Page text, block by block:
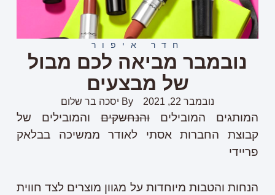
חדר איפור
נובמבר מביאה לכם מבול
של מבצעים
נובמבר 22, 2021 By יסכה בר שלום
המותגים המובילים והנחשקים והמובילים של
קבוצת החברות אסתי לאודר ממשיכה בבלאק
פריידי
הנחות והטבות מיוחדות על מגוון מוצרים לצד חווית